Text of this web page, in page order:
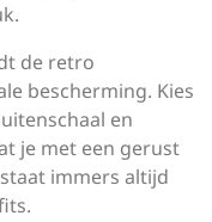
de retro
bescherming. Kies
en
je met een gerust
immers altijd